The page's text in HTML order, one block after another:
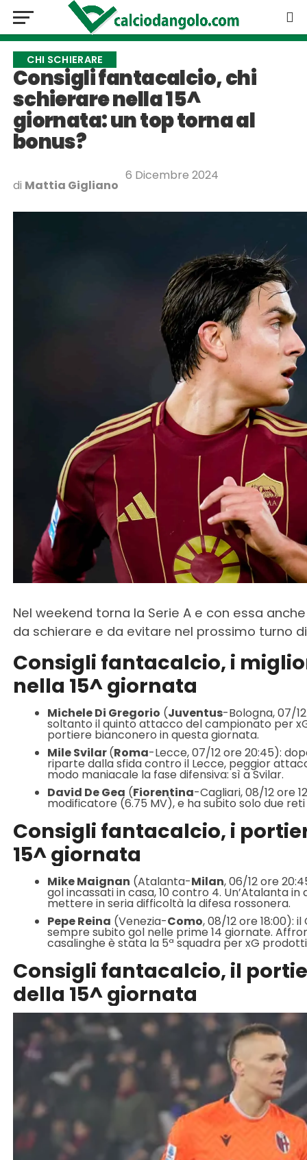
CHI SCHIERARE
Consigli fantacalcio, chi
schierare nella 15^
giornata: un top torna al
bonus?
di Mattia Gigliano
6 Dicembre 2024
Nel weekend torna la Serie A e con essa
da schierare e da evitare nel prossimo turno
Consigli fantacalcio, i
nella 15^ giornata
Michele Di Gregorio (Juventus-Bologna, 07/
soltanto il quinto attacco del campionato per
portiere bianconero in questa giornata.
Mile Svilar(Roma-Lecce, 07/12 ore 20:45):
riparte dalla sfida contro il Lecce, peggior
modo maniacale la fase difensiva: sì a Svilar.
David De Gea (Fiorentina-Cagliari, 08/12 ore
modificatore (6.75 MV), e ha subito solo due
Consigli fantacalcio, i
15^ giornata
Mike Maignan (Atalanta-Milan, 06/12 ore
gol incassati in casa, 10 contro 4. Un’Atalanta
mettere in seria difficoltà la difesa rossonera.
Pepe Reina (Venezia-Como, 08/12 ore 18:00):
sempre subito gol nelle prime 14 giornate.
casalinghe è stata la 5ª squadra per xG
Consigli fantacalcio, il
della 15^ giornata